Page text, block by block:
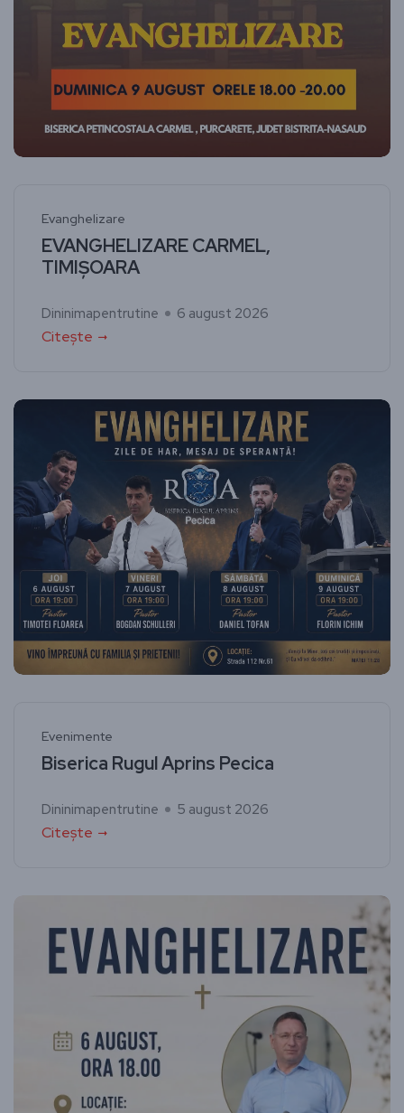
Evanghelizare
EVANGHELIZARE CARMEL,
TIMIȘOARA
Dininimapentrutine 6 august 2026
Citește
Evenimente
Biserica Rugul Aprins Pecica
Dininimapentrutine 5 august 2026
Citește